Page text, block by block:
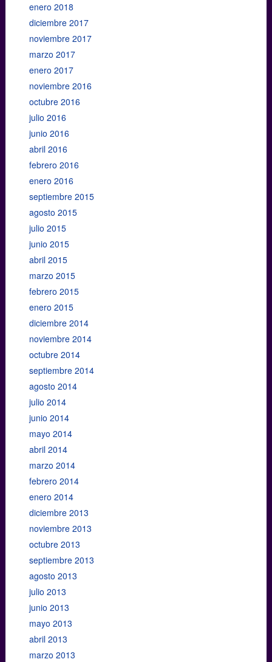
enero 2018
diciembre 2017
noviembre 2017
marzo 2017
enero 2017
noviembre 2016
octubre 2016
julio 2016
junio 2016
abril 2016
febrero 2016
enero 2016
septiembre 2015
agosto 2015
julio 2015
junio 2015
abril 2015
marzo 2015
febrero 2015
enero 2015
diciembre 2014
noviembre 2014
octubre 2014
septiembre 2014
agosto 2014
julio 2014
junio 2014
mayo 2014
abril 2014
marzo 2014
febrero 2014
enero 2014
diciembre 2013
noviembre 2013
octubre 2013
septiembre 2013
agosto 2013
julio 2013
junio 2013
mayo 2013
abril 2013
marzo 2013